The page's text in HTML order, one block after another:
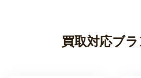
買取対応ブラ